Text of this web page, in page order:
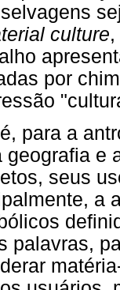
culture
por
para a
geografia e
seus
a
palavras,